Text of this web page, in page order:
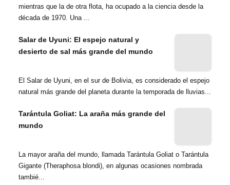
mientras que la de otra flota, ha ocupado a la ciencia desde la
década de 1970. Una ...
Salar de Uyuni: El espejo natural y
desierto de sal más grande del mundo
El Salar de Uyuni, en el sur de Bolivia, es considerado el espejo
natural más grande del planeta durante la temporada de lluvias...
Tarántula Goliat: La araña más grande del
mundo
La mayor araña del mundo, llamada Tarántula Goliat o Tarántula
Gigante (Theraphosa blondi), en algunas ocasiones nombrada
tambié...